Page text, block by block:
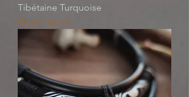
Tibétaine Turquoise
Out of stock